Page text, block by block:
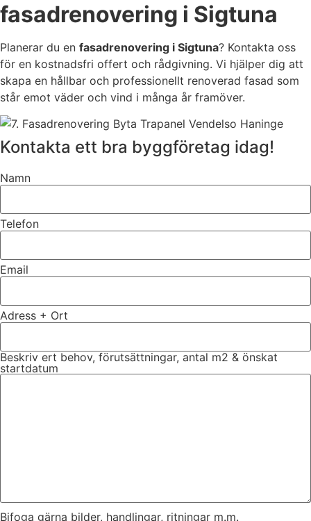
fasadrenovering i Sigtuna
Planerar du en fasadrenovering i Sigtuna? Kontakta oss
för en kostnadsfri offert och rådgivning. Vi hjälper dig att
skapa en hållbar och professionellt renoverad fasad som
står emot väder och vind i många år framöver.
Kontakta ett bra byggföretag idag!
Namn
Telefon
Email
Adress + Ort
Beskriv ert behov, förutsättningar, antal m2 & önskat
startdatum
Bifoga gärna bilder, handlingar, ritningar m.m.